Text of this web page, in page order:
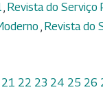
, Revista do Serviço
, Revista do
21 22 23 24 25 26